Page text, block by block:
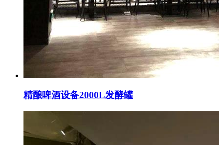
精酿啤酒设备2000L发酵罐